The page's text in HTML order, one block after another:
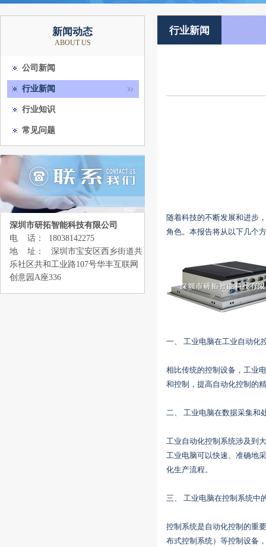
新闻动态
ABOUT US
公司新闻
行业新闻
行业知识
常见问题
深圳市研拓智能科技有限公司
电 话： 18038142275
地 址： 深圳市宝安区西乡街道共
乐社区共和工业路107号华丰互联网
创意园A座336
行业新闻
随着科技的不断发展和进步
角色。本报告将从以下几个
一、 工业电脑在工业自动化
相比传统的控制设备，工业
和控制，提高自动化控制的
二、 工业电脑在数据采集和
工业自动化控制系统涉及到
工业电脑可以快速、准确地
化生产流程。
三、 工业电脑在控制系统中
控制系统是自动化控制的重
布式控制系统）等控制设备